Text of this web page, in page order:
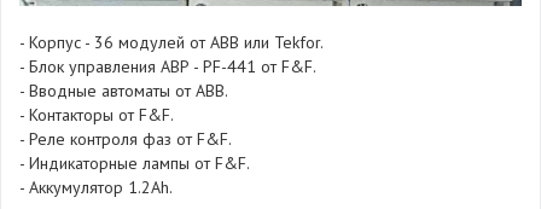
- Корпус - 36 модулей от ABB или Tekfor.
- Блок управления АВР - PF-441 от F&F.
- Вводные автоматы от ABB.
- Контакторы от F&F.
- Реле контроля фаз от F&F.
- Индикаторные лампы от F&F.
- Аккумулятор 1.2Ah.